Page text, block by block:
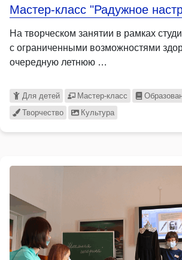
Мастер-класс "Радужное
На творческом занятии в рамках
с ограниченными возможностями
очередную летнюю …
Для детей Мастер-класс
Творчество
Культура